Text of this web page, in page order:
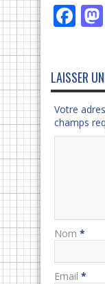
LAISSER
Votre
champs
Nom *
Email *